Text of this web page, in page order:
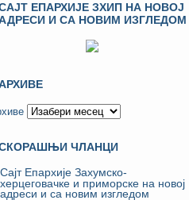
ЕПАРХИЈЕ ЗХИП НА НОВОЈ
И СА НОВИМ ИЗГЛЕДОМ
ЧЛАНЦИ
Сајт Епархије Захумско-
херцеговачке и приморске на новој
адреси и са новим изгледом